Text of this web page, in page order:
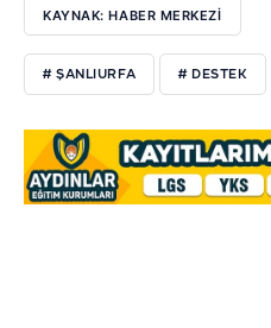
KAYNAK: HABER MERKEZİ
# ŞANLIURFA # DESTEK